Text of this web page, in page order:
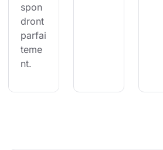
spon
dront
parfai
teme
nt.